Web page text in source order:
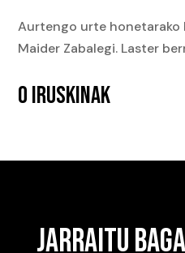
Aurtengo urte honetarako
Maider Zabalegi. Laster
0 IRUSKINAK
JARRAITU